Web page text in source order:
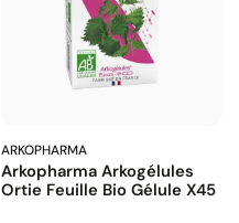
ARKOPHARMA
Arkopharma Arkogélules
Ortie Feuille Bio Gélule X45